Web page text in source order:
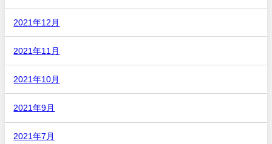
2021年12月
2021年11月
2021年10月
2021年9月
2021年7月